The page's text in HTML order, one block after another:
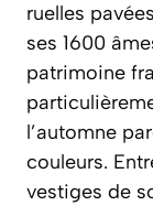
ruelles
ses 1600
patrimoine
l’automne
couleurs.
vestiges de